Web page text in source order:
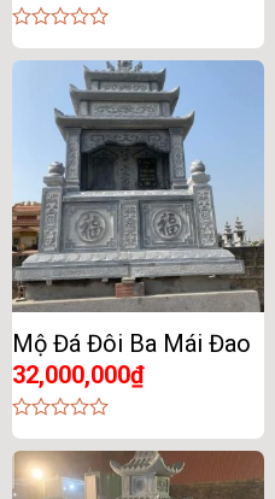
0
out
Mộ Đá Đôi Ba Mái Đao
32,000,000₫
0
out
5